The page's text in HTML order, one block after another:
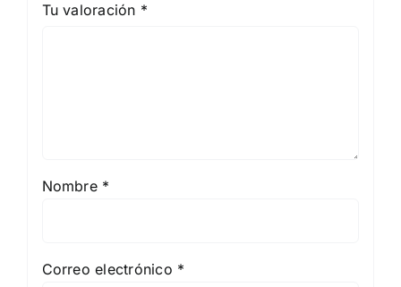
Tu valoración *
Nombre *
Correo electrónico *